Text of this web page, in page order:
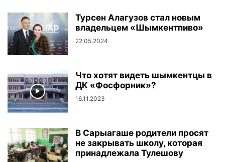
Турсен Алагузов стал новым
владельцем «Шымкентпиво»
22.05.2024
Что хотят видеть шымкентцы в
ДК «Фосфорник»?
16.11.2023
В Сарыагаше родители просят
не закрывать школу, которая
принадлежала Тулешову